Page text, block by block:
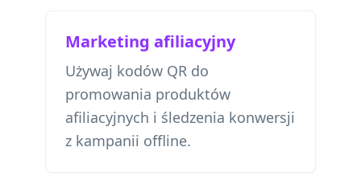
Marketing afiliacyjny
Używaj kodów QR do
promowania produktów
afiliacyjnych i śledzenia konwersji
z kampanii offline.